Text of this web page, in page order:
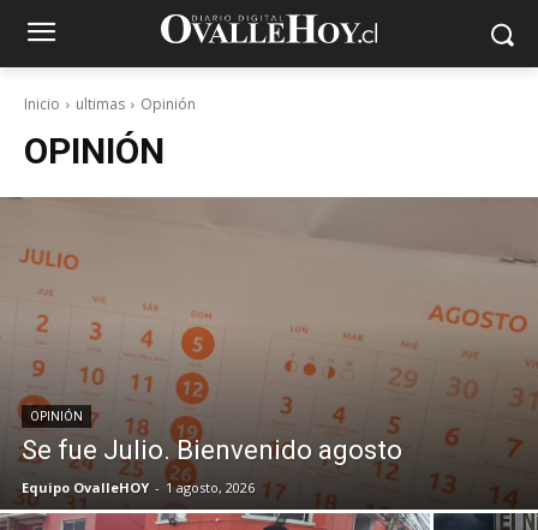
Inicio ultimas Opinión
OPINIÓN
OPINIÓN
Se fue Julio. Bienvenido agosto
Equipo OvalleHOY - 1 agosto, 2026